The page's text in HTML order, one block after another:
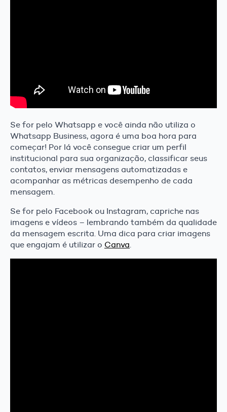
Se for pelo Whatsapp e você ainda não utiliza o
Whatsapp Business, agora é uma boa hora para
começar! Por lá você consegue criar um perfil
institucional para sua organização, classificar seus
contatos, enviar mensagens automatizadas e
acompanhar as métricas desempenho de cada
mensagem.
Se for pelo Facebook ou Instagram, capriche nas
imagens e vídeos – lembrando também da qualidade
da mensagem escrita. Uma dica para criar imagens
que engajam é utilizar o Canva.